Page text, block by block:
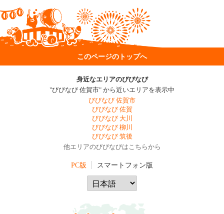
このページのトップへ
身近なエリアのびびなび
"びびなび 佐賀市" から近いエリアを表示中
びびなび 佐賀市
びびなび 佐賀
びびなび 大川
びびなび 柳川
びびなび 筑後
他エリアのびびなびはこちらから
PC版 スマートフォン版